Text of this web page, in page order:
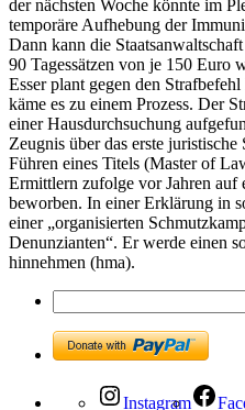
der nächsten Woche könnte im
temporäre Aufhebung der
Dann kann die
90 Tagessätzen von je 150 Euro
Esser plant gegen den
käme es zu einem Prozess. Der
einer Hausdurchsuchung
Zeugnis über das erste
Führen eines Titels (Master of
Ermittlern zufolge vor Jahren
beworben. In einer Erklärung in
einer „organisierten
Denunzianten“. Er werde einen
hinnehmen (hma).
Instagram